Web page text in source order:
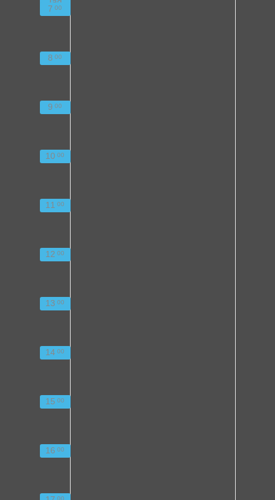
7 00
8 00
9 00
10 00
11 00
12 00
13 00
14 00
15 00
16 00
00